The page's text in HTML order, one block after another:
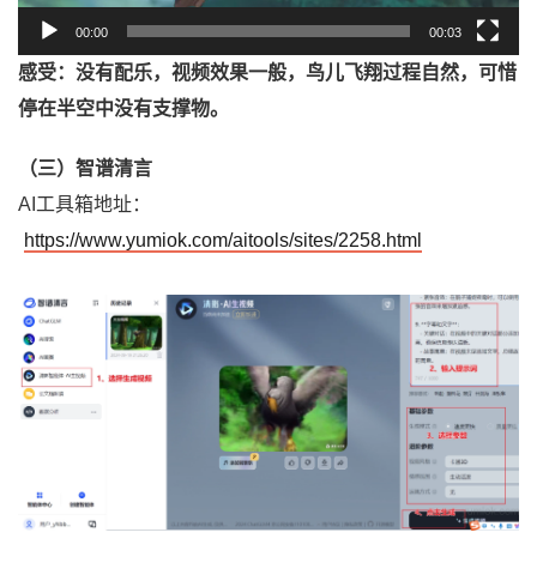
00:00 00:03
感受：没有配乐，视频效果一般，鸟儿飞翔过程自然，可惜
停在半空中没有支撑物。
（三）智谱清言
AI工具箱地址：
https://www.yumiok.com/aitools/sites/2258.html